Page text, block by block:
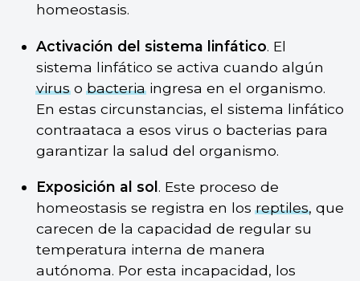
homeostasis.
Activación del sistema linfático. El
sistema linfático se activa cuando algún
virusobacteriaingresa en el organismo.
En estas circunstancias, el sistema linfático
contraataca a esos virus o bacterias para
garantizar la salud del organismo.
Exposición al sol. Este proceso de
homeostasis se registra en losreptiles, que
carecen de la capacidad de regular su
temperatura interna de manera
autónoma. Por esta incapacidad, los